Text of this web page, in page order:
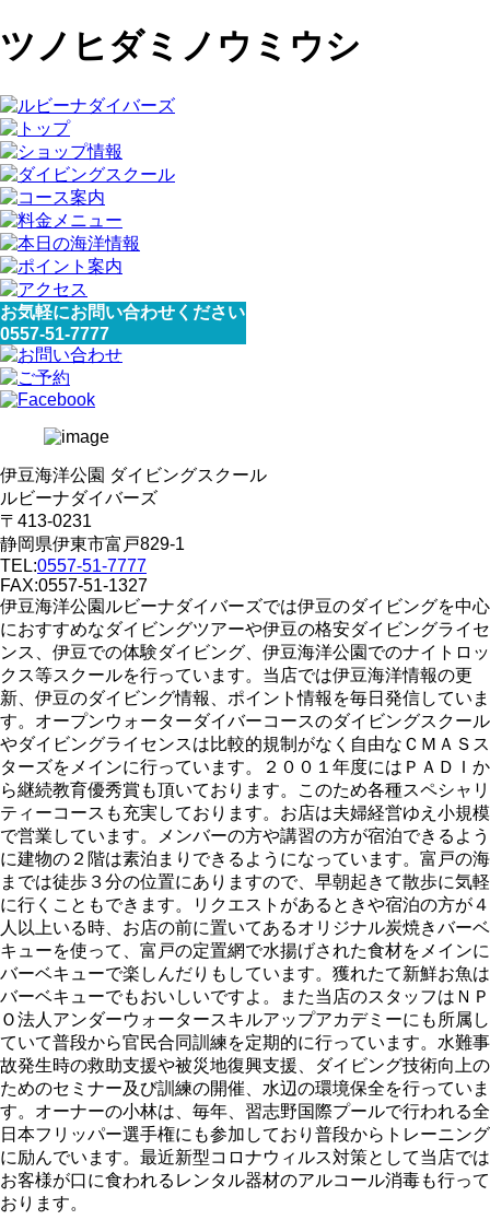
ツノヒダミノウミウシ
お気軽にお問い合わせください
0557-51-7777
伊豆海洋公園 ダイビングスクール
ルビーナダイバーズ
〒413-0231
静岡県伊東市富戸829-1
TEL:0557-51-7777
FAX:0557-51-1327
伊豆海洋公園ルビーナダイバーズでは伊豆のダイビングを中心
におすすめなダイビングツアーや伊豆の格安ダイビングライセ
ンス、伊豆での体験ダイビング、伊豆海洋公園でのナイトロッ
クス等スクールを行っています。当店では伊豆海洋情報の更
新、伊豆のダイビング情報、ポイント情報を毎日発信していま
す。オープンウォーターダイバーコースのダイビングスクール
やダイビングライセンスは比較的規制がなく自由なＣＭＡＳス
ターズをメインに行っています。２００１年度にはＰＡＤＩか
ら継続教育優秀賞も頂いております。このため各種スペシャリ
ティーコースも充実しております。お店は夫婦経営ゆえ小規模
で営業しています。メンバーの方や講習の方が宿泊できるよう
に建物の２階は素泊まりできるようになっています。富戸の海
までは徒歩３分の位置にありますので、早朝起きて散歩に気軽
に行くこともできます。リクエストがあるときや宿泊の方が４
人以上いる時、お店の前に置いてあるオリジナル炭焼きバーベ
キューを使って、富戸の定置網で水揚げされた食材をメインに
バーベキューで楽しんだりもしています。獲れたて新鮮お魚は
バーベキューでもおいしいですよ。また当店のスタッフはＮＰ
Ｏ法人アンダーウォータースキルアップアカデミーにも所属し
ていて普段から官民合同訓練を定期的に行っています。水難事
故発生時の救助支援や被災地復興支援、ダイビング技術向上の
ためのセミナー及び訓練の開催、水辺の環境保全を行っていま
す。オーナーの小林は、毎年、習志野国際プールで行われる全
日本フリッパー選手権にも参加しており普段からトレーニング
に励んでいます。最近新型コロナウィルス対策として当店では
お客様が口に食われるレンタル器材のアルコール消毒も行って
おります。